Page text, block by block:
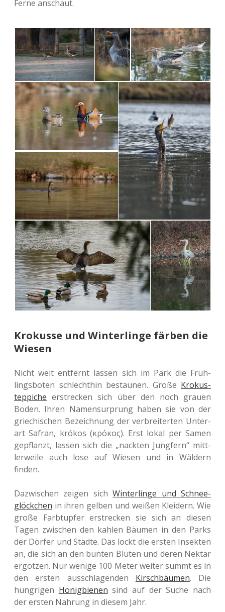
Ferne anschaut.
Krokusse und Winterlinge färben die
Wiesen
Nicht weit ent­fernt lassen sich im Park die Früh­
lings­bo­ten schlecht­hin bestau­nen. Große Kro­kus­
tep­pi­che erstre­cken sich über den noch grauen
Boden. Ihren Namens­urprung haben sie von der
grie­chi­schen Bezeich­nung der ver­brei­ter­ten Unter­
art Safran, krókos (κρόκος). Erst lokal per Samen
gepflanzt, lassen sich die „nack­ten Jung­fern“ mitt­
ler­wei­le auch lose auf Wiesen und in Wäl­dern
finden.
Dazwi­schen zeigen sichWin­ter­lin­ge und Schnee­
glöck­chen in ihren gelben und weißen Klei­dern. Wie
große Farb­tup­fer erstre­cken sie sich an diesen
Tagen zwi­schen den kahlen Bäumen in den Parks
der Dörfer und Städte. Das lockt die ersten Insek­ten
an, die sich an den bunten Blüten und deren Nektar
ergöt­zen. Nur wenige 100 Meter weiter summt es in
den ersten aus­schla­gen­den Kirsch­bäu­men. Die
hung­ri­gen Honig­bie­nen sind auf der Suche nach
der ersten Nah­rung in diesem Jahr.